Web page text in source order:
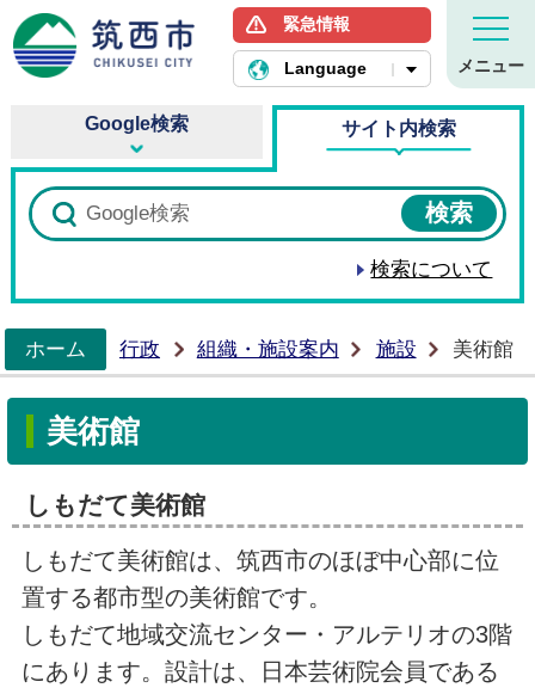
筑西市ホームページ
緊急情報
Language メニュー
Google検索 サイト内検索
検索について
ホーム
行政 組織・施設案内 施設 美術館
美術館
しもだて美術館
しもだて美術館は、筑西市のほぼ中心部に位
置する都市型の美術館です。
しもだて地域交流センター・アルテリオの3階
にあります。設計は、日本芸術院会員である